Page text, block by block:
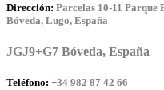
Dirección: Parcelas 10-11 Parque
Bóveda, Lugo, España
JGJ9+G7 Bóveda, España
Teléfono: +34 982 87 42 66